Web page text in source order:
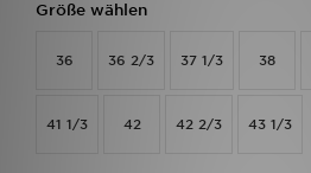
Größe wählen
36 36 2/3 37 1/3 38
41 1/3 42 42 2/3 43 1/3